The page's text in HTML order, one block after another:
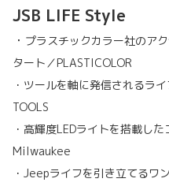
JSB LIFE Style
・ プラスチックカラー社のア
タート／PLASTICOLOR
・ツールを軸に発信されるラ
TOOLS
・高輝度LEDライトを搭載し
Milwaukee
・Jeepライフを引き立てるワ